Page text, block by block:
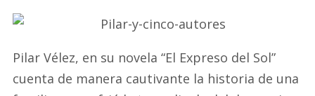
Pilar Vélez, en su novela “El Expreso del Sol”
cuenta de manera cautivante la historia de una